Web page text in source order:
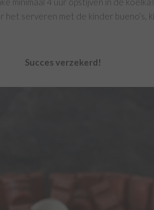
het serveren met de kinder bueno’s,
Succes verzekerd!